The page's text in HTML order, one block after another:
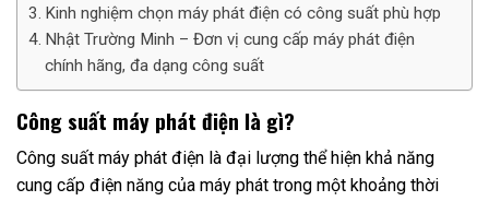
Kinh nghiệm chọn máy phát điện có công suất phù hợp
Nhật Trường Minh – Đơn vị cung cấp máy phát điện
chính hãng, đa dạng công suất
Công suất máy phát điện là gì?
Công suất máy phát điện là đại lượng thể hiện khả năng
cung cấp điện năng của máy phát trong một khoảng thời